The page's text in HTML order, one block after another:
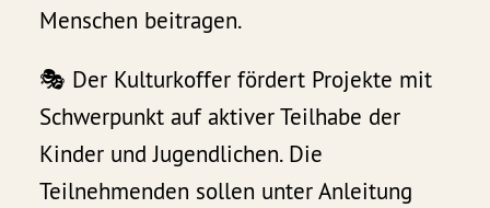
Menschen beitragen.
🎭 Der Kulturkoffer fördert Projekte mit
Schwerpunkt auf aktiver Teilhabe der
Kinder und Jugendlichen. Die
Teilnehmenden sollen unter Anleitung